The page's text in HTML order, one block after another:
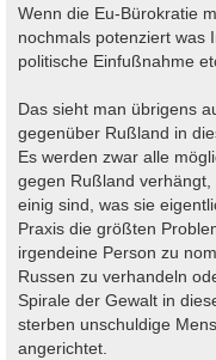
i
t
r
a
g
Wenn die Eu-Bürokratie
nochmals potenziert was
politische Einfußnahme
Das sieht man übrigens
gegenüber Rußland in
Es werden zwar alle
gegen Rußland
einig sind, was sie
Praxis die größten
irgendeine Person zu
Russen zu verhandeln
Spirale der Gewalt in
sterben unschuldige
angerichtet.